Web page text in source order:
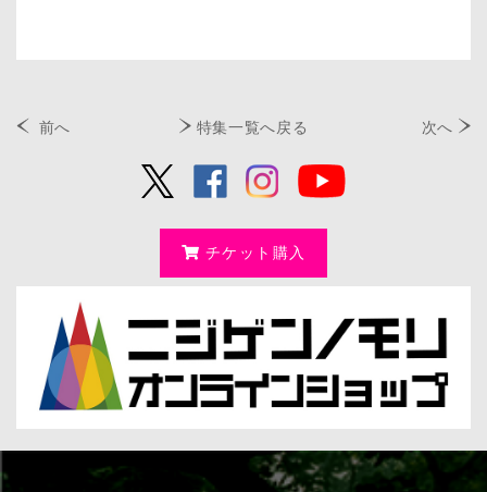
前へ 特集一覧へ戻る 次へ
チケット購入